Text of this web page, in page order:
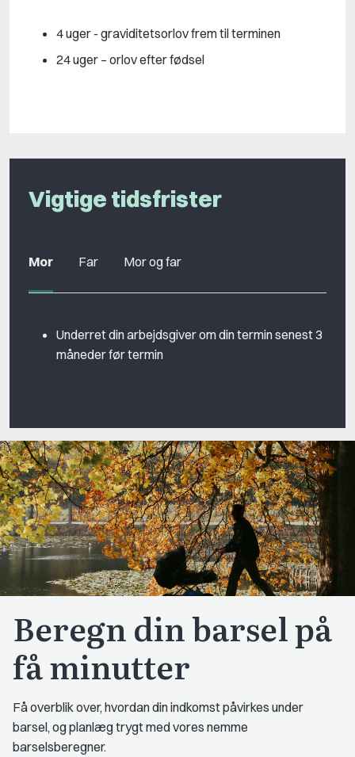
4 uger - graviditetsorlov frem til terminen
24 uger – orlov efter fødsel
Vigtige tidsfrister
Mor Far Mor og far
Underret din arbejdsgiver om din termin senest 3
måneder før termin
Beregn din barsel på
få minutter
Få overblik over, hvordan din indkomst påvirkes under
barsel, og planlæg trygt med vores nemme
barselsberegner.